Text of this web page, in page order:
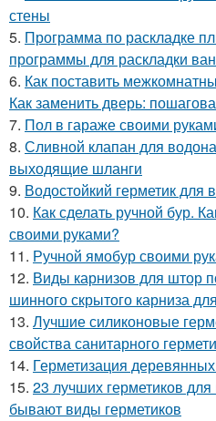
стены
5. Программа по раскладке
программы для раскладки
6. Как поставить
Как заменить дверь:
7. Пол в гараже своими
8. Сливной клапан для
выходящие шланги
9. Водостойкий герметик
10. Как сделать ручной бур.
своими руками?
11. Ручной ямобур своими
12. Виды карнизов для штор
шинного скрытого карниза
13. Лучшие силиконовые
свойства санитарного
14. Герметизация
15. 23 лучших герметиков
бывают виды герметиков